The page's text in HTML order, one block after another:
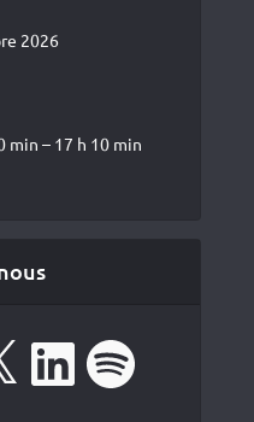
2026
min – 17 h 10 min
LinkedIn Spotify